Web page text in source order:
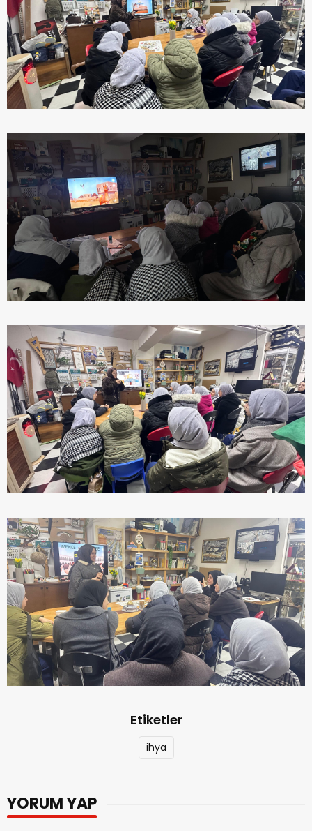
Etiketler
ihya
YORUM YAP